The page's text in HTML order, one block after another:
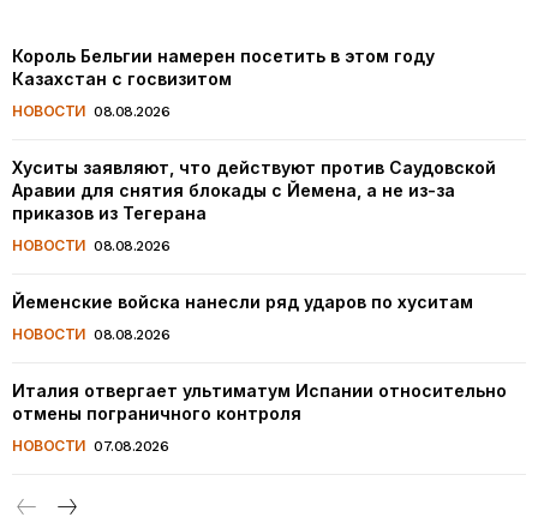
Король Бельгии намерен посетить в этом году
Казахстан с госвизитом
НОВОСТИ 08.08.2026
Хуситы заявляют, что действуют против Саудовской
Аравии для снятия блокады с Йемена, а не из-за
приказов из Тегерана
НОВОСТИ 08.08.2026
Йеменские войска нанесли ряд ударов по хуситам
НОВОСТИ 08.08.2026
Италия отвергает ультиматум Испании относительно
отмены пограничного контроля
НОВОСТИ 07.08.2026